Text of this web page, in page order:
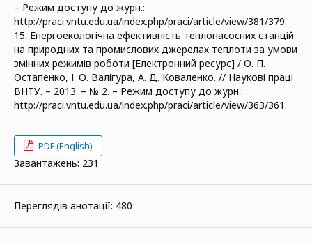
– Режим доступу до журн.:
http://praci.vntu.edu.ua/index.php/praci/article/view/381/379.
15. Енергоекологічна ефективність теплонасосних станцій
на природних та промислових джерелах теплоти за умови
змінних режимів роботи [Електронний ресурс] / О. П.
Остапенко, І. О. Валігура, А. Д. Коваленко. // Наукові праці
ВНТУ. – 2013. – № 2. – Режим доступу до журн.:
http://praci.vntu.edu.ua/index.php/praci/article/view/363/361.
PDF (English)
Завантажень: 231
Переглядів анотації: 480